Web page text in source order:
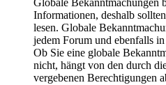
Informationen, deshalb
lesen. Globale
jedem Forum und ebenfalls
Ob Sie eine globale
nicht, hängt von den durch
vergebenen Berechtigungen